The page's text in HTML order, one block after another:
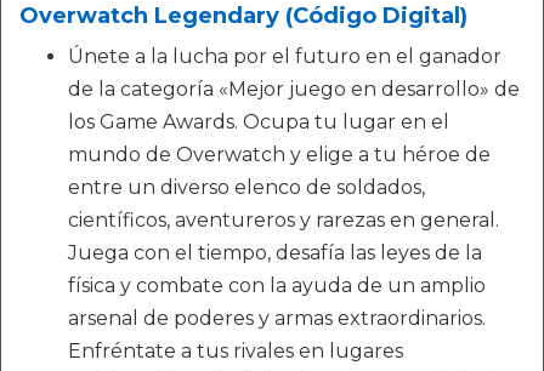
Overwatch Legendary (Código Digital)
Únete a la lucha por el futuro en el ganador
de la categoría «Mejor juego en desarrollo» de
los Game Awards. Ocupa tu lugar en el
mundo de Overwatch y elige a tu héroe de
entre un diverso elenco de soldados,
científicos, aventureros y rarezas en general.
Juega con el tiempo, desafía las leyes de la
física y combate con la ayuda de un amplio
arsenal de poderes y armas extraordinarios.
Enfréntate a tus rivales en lugares